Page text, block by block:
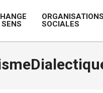
SENS
ORGANISATIONS
SOCIALES